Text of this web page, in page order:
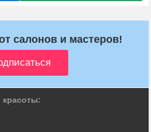
салонов и мастеров!
красоты: